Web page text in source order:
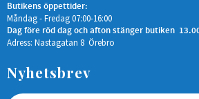
Butikens öppettider:
Måndag - Fredag 07:00-16:00
Dag före röd dag och afton stänger butiken
Adress: Nastagatan 8 Örebro
Nyhetsbrev